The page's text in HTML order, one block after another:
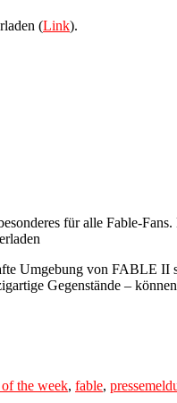
(Link).
für alle Fable-
von FABLE II
Gegenstände –
the week, fable,